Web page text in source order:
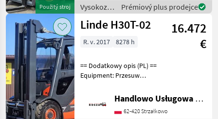
Použitý stroj
UDT Palivo: ply
Vysokozdvižné
vozíky a
skladová
Linde
Prémiový plus prodejce
Linde H30T-02
16.472
€
R. v. 2017 8278 h
== Dodatkowy opis (PL) ==
Equipment: Przesuw
Wolny skok wideł,
Ogrzewanie Additional info:
Stan: Bardzo dobry,
Handlowo Usługowa Alanex Alan Roszak
62-420 Strzałkowo